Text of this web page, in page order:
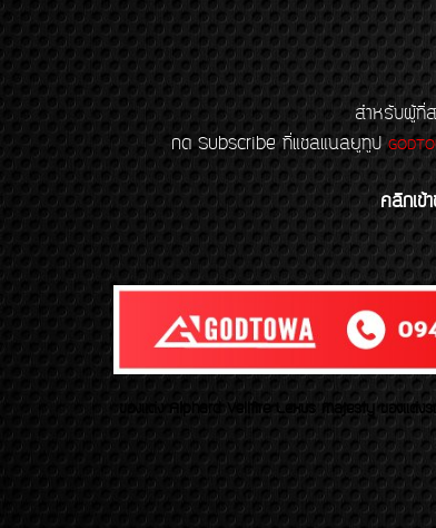
สำหรับผู้ที่
กด Subscribe ที่แชลแนลยูทูป
คลิกเข้
ของเเต่ง Alphard Vellfire Lexus Majesty ของเเต่ง